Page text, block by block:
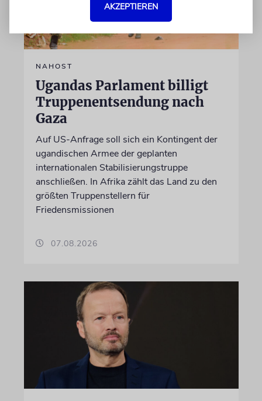
NAHOST
Ugandas Parlament billigt
Truppenentsendung nach
Gaza
Auf US-Anfrage soll sich ein Kontingent der
ugandischen Armee der geplanten
internationalen Stabilisierungstruppe
anschließen. In Afrika zählt das Land zu den
größten Truppenstellern für
Friedensmissionen
07.08.2026
AKZEPTIEREN